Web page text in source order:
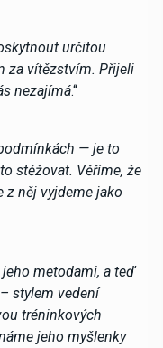
určitou
za vítězstvím. Přijeli
nezajímá.“
— je to
stěžovat. Věříme, že
z něj vyjdeme jako
metodami, a teď
stylem vedení
tréninkových
jeho myšlenky